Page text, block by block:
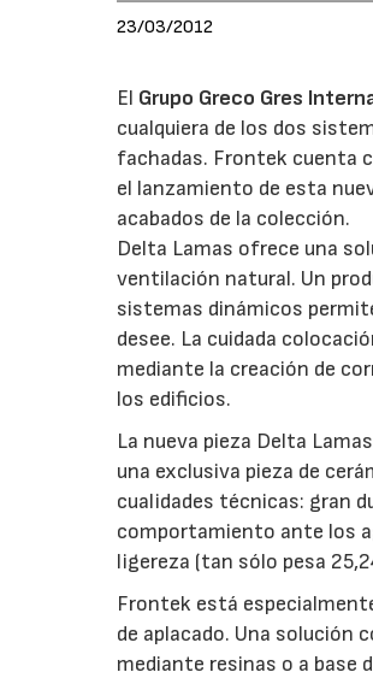
23/03/2012
El Grupo Greco Gres
cualquiera de los dos
fachadas. Frontek cuenta
el lanzamiento de esta
acabados de la colección.
Delta Lamas ofrece una
ventilación natural. Un
sistemas dinámicos
desee. La cuidada
mediante la creación de
los edificios.
La nueva pieza Delta
una exclusiva pieza de
cualidades técnicas: gran
comportamiento ante los
ligereza (tan sólo pesa
Frontek está
de aplacado. Una solución
mediante resinas o a base